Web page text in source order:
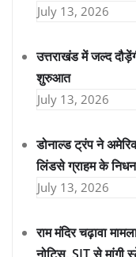
July 13, 2026
उत्तराखंड में जल्द
शुरुआत
July 13, 2026
डोनाल्ड ट्रंप ने
लिंडसे ग्राहम के
July 13, 2026
राम मंदिर चढ़ावा